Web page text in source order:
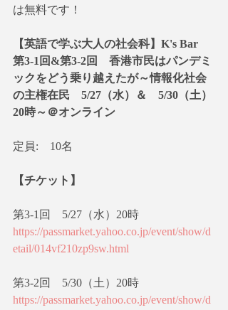
は無料です！
【英語で学ぶ大人の社会科】K's Bar
第3-1回&第3-2回　香港市民はパンデミ
ックをどう乗り越えたが～情報化社会
の主権在民　5/27（水）＆　5/30（土）
20時～＠オンライン
定員:　10名
【チケット】
第3-1回　5/27（水）20時
https://passmarket.yahoo.co.jp/event/show/d
etail/014vf210zp9sw.html
第3-2回　5/30（土）20時
https://passmarket.yahoo.co.jp/event/show/d